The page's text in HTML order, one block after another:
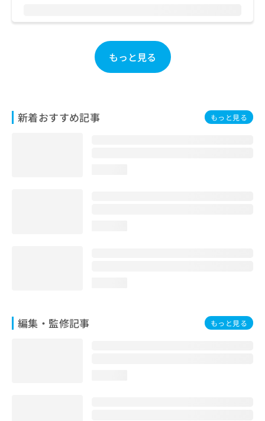
もっと見る
新着おすすめ記事 もっと見る
編集・監修記事 もっと見る
問
ら